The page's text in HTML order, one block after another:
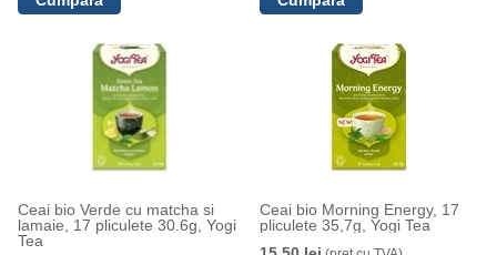
Ceai bio Verde cu matcha si
lamaie, 17 pliculete 30.6g, Yogi
Tea
Ceai bio Morning Energy, 17
pliculete 35,7g, Yogi Tea